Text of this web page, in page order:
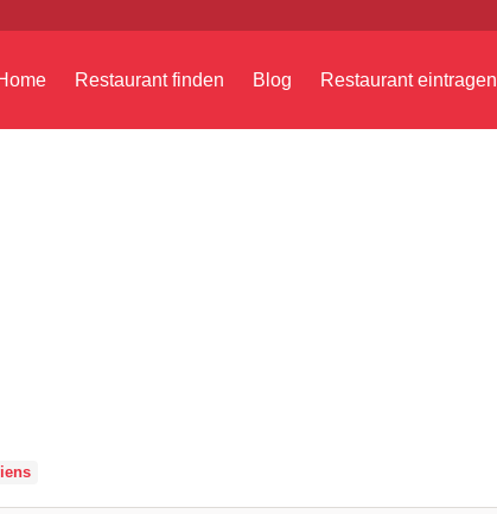
Restaurant finden Blog Restaurant eintragen